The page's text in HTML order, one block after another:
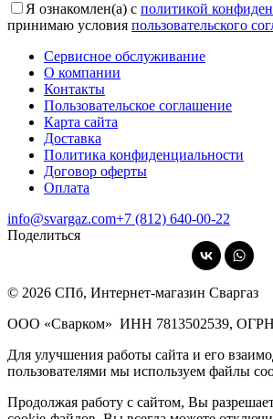
Я ознакомлен(а) с политикой
принимаю условия пользовательского
Сервисное обслуживание
О компании
Контакты
Пользовательское соглашение
Карта сайта
Доставка
Политика конфиденциальности
Договор оферты
Оплата
info@svargaz.com+7 (812) 640‑00‑22
Поделиться
© 2026 СПб, Интернет-магазин Сваргаз
ООО «Сварком» ИНН 7813502539, ОГРН
Для улучшения работы сайта и его
пользователями мы используем файлы
Продолжая работу с сайтом, Вы